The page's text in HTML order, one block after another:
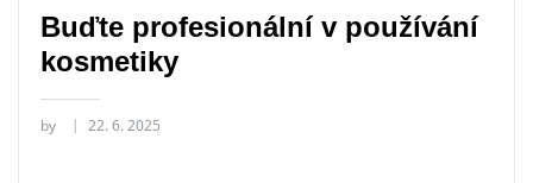
Buďte profesionální v používání
kosmetiky
by 22. 6. 2025